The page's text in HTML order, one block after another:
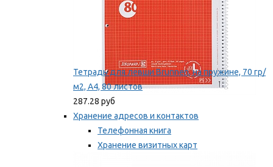
Тетрадь для левши Brunnen, на пружине, 70 гр/
м2, А4, 80 листов
287.28 руб
Хранение адресов и контактов
Телефонная книга
Хранение визитных карт